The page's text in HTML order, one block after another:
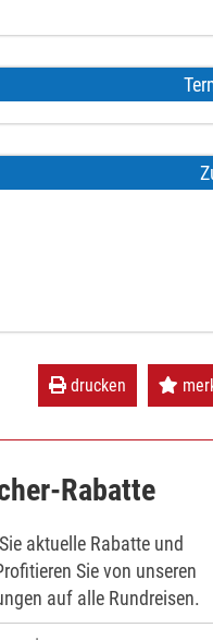
drucken
Rabatte
aktuelle Rabatte und
Sie von unseren
auf alle Rundreisen.